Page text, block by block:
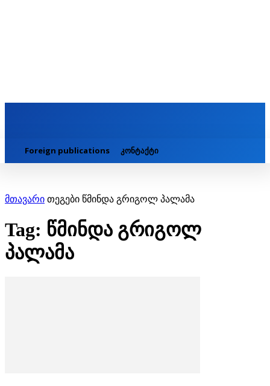
Foreign publications კონტაქტი
მთავარი თეგები წმინდა გრიგოლ პალამა
Tag: წმინდა გრიგოლ
პალამა